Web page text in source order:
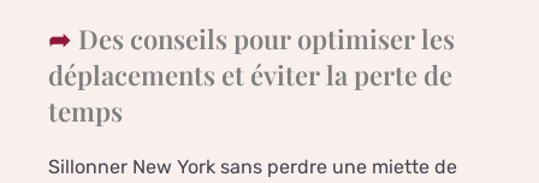
Des conseils pour optimiser les
déplacements et éviter la perte de
temps
Sillonner New York sans perdre une miette de